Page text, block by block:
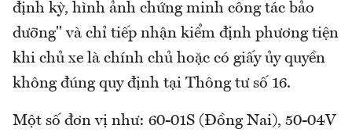
định kỳ, hình ảnh chứng minh công tác bảo
dưỡng" và chỉ tiếp nhận kiểm định phương tiện
khi chủ xe là chính chủ hoặc có giấy ủy quyền
không đúng quy định tại Thông tư số 16.
Một số đơn vị như: 60-01S (Đồng Nai), 50-04V